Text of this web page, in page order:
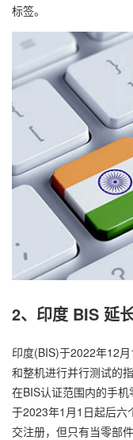
标签。
2、印度 BIS 延
印度(BIS)于2022年12
和整机进行并行测试的
在BIS认证范围内的手
于2023年1月1日起后六
交注册，但只有当零部